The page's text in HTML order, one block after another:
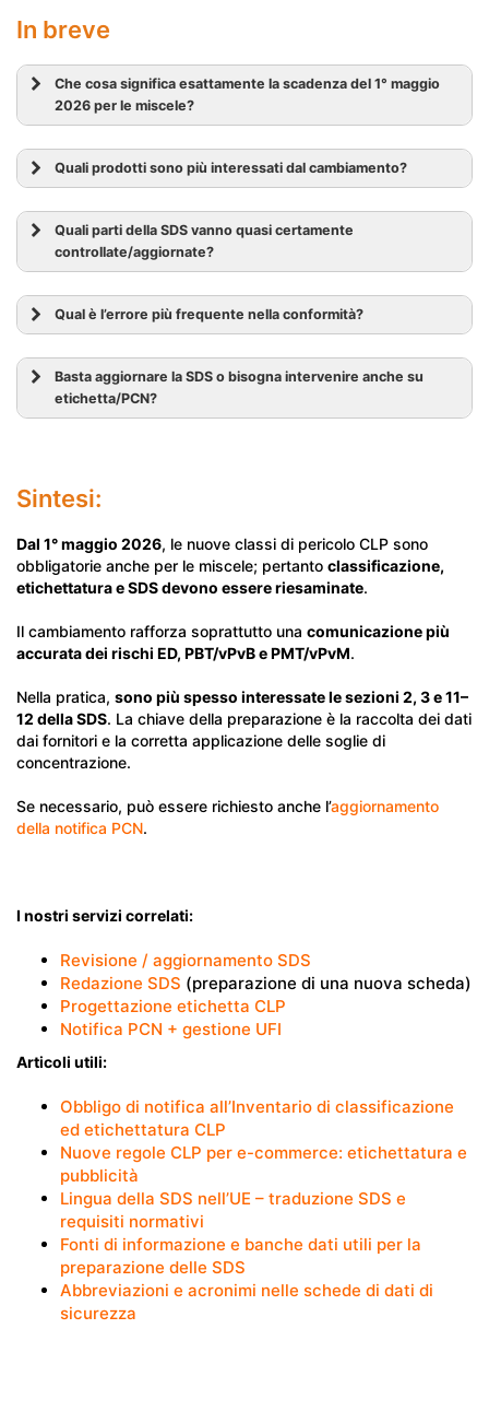
In breve
Che cosa significa esattamente la scadenza del 1° maggio
2026 per le miscele?
Quali prodotti sono più interessati dal cambiamento?
Quali parti della SDS vanno quasi certamente
controllate/aggiornate?
Qual è l’errore più frequente nella conformità?
Basta aggiornare la SDS o bisogna intervenire anche su
etichetta/PCN?
Sintesi:
Dal 1° maggio 2026, le nuove classi di pericolo CLP sono
obbligatorie anche per le miscele; pertanto classificazione,
etichettatura e SDS devono essere riesaminate.
Il cambiamento rafforza soprattutto una comunicazione più
accurata dei rischi ED, PBT/vPvB e PMT/vPvM.
Nella pratica, sono più spesso interessate le sezioni 2, 3 e 11–
12 della SDS. La chiave della preparazione è la raccolta dei dati
dai fornitori e la corretta applicazione delle soglie di
concentrazione.
Se necessario, può essere richiesto anche l’aggiornamento
della notifica PCN.
I nostri servizi correlati:
Revisione / aggiornamento SDS
Redazione SDS (preparazione di una nuova scheda)
Progettazione etichetta CLP
Notifica PCN + gestione UFI
Articoli utili:
Obbligo di notifica all’Inventario di classificazione
ed etichettatura CLP
Nuove regole CLP per e-commerce: etichettatura e
pubblicità
Lingua della SDS nell’UE – traduzione SDS e
requisiti normativi
Fonti di informazione e banche dati utili per la
preparazione delle SDS
Abbreviazioni e acronimi nelle schede di dati di
sicurezza